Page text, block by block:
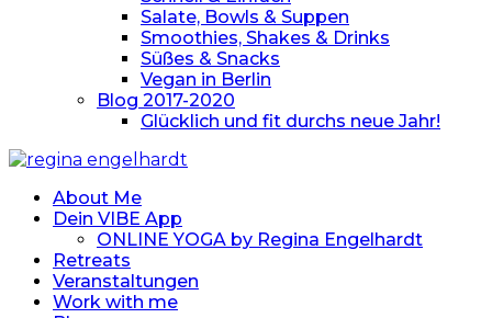
Salate, Bowls & Suppen
Smoothies, Shakes & Drinks
Süßes & Snacks
Vegan in Berlin
Blog 2017-2020
Glücklich und fit durchs neue Jahr!
About Me
Dein VIBE App
ONLINE YOGA by Regina Engelhardt
Retreats
Veranstaltungen
Work with me